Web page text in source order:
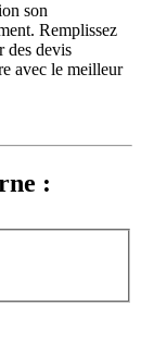
son
Remplissez
des devis
avec le meilleur
: